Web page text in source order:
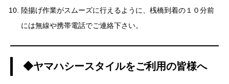
陸揚げ作業がスムーズに行えるように、桟橋到着の１０分前
には無線や携帯電話でご連絡下さい。
◆ヤマハシースタイルをご利用の皆様へ